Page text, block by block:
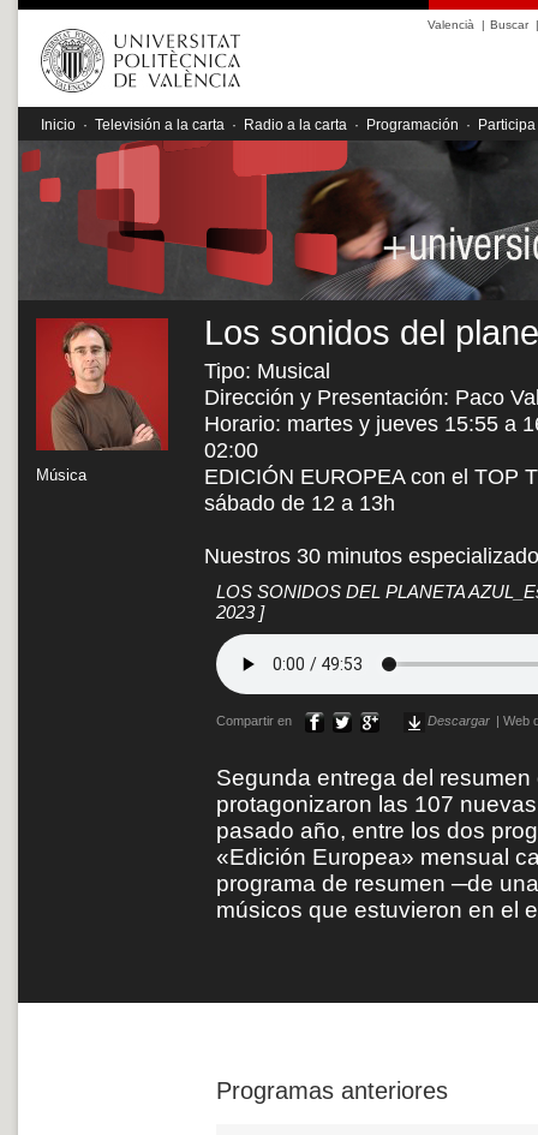
Valencià | Buscar|
Inicio · Televisión a la carta · Radio a la carta · Programación · Participa
Música
Los sonidos del
Tipo: Musical
Dirección y Presentación: Paco
Horario: martes y jueves 15:55 a
02:00
EDICIÓN EUROPEA con el TOP
sábado de 12 a 13h
Nuestros 30 minutos
LOS SONIDOS DEL PLANETA
2023 ]
Compartir en Descargar Web
Segunda entrega del
protagonizaron las 107
pasado año, entre los dos
«Edición Europea» mensual
programa de resumen ─de
músicos que estuvieron en el
Programas anteriores